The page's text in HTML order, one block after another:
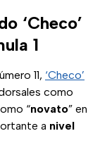
‘Checo’
1
11, ‘Checo’
como
“novato” en
a nivel